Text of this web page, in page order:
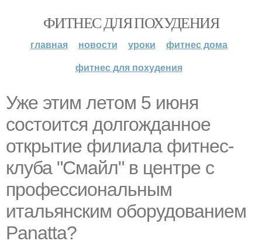
ФИТНЕС ДЛЯ ПОХУДЕНИЯ
главная новости уроки
фитнес дома
фитнес для похудения
Уже этим летом 5 июня
состоится долгожданное
открытие филиала фитнес-
клуба "Смайл" в центре с
профессиональным
итальянским оборудованием
Panatta?